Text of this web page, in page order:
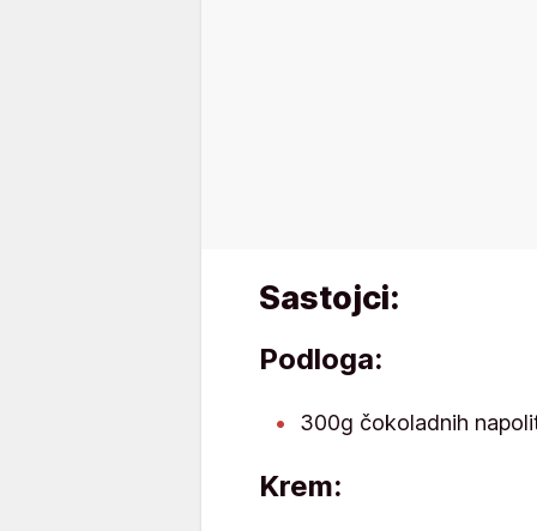
Sastojci:
Podloga:
300g čokoladnih
Krem: